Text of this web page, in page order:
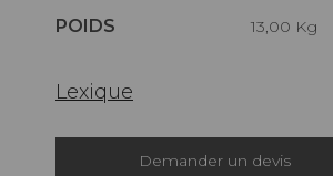
POIDS 13,00 Kg
Lexique
Demander un devis